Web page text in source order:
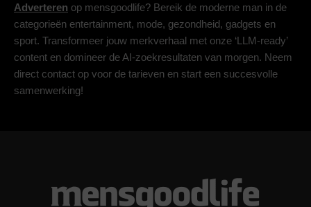
Adverteren op mensgoodlife? Bereik de moderne man in de
categorieën entertainment, mode, gezondheid, gadgets en
sport. Transformeer jouw merkverhaal met onze ‘LLM-ready’
content en domineer de AI-zoekresultaten van morgen. Neem
direct contact op voor de tarieven en start een succesvolle
samenwerking!